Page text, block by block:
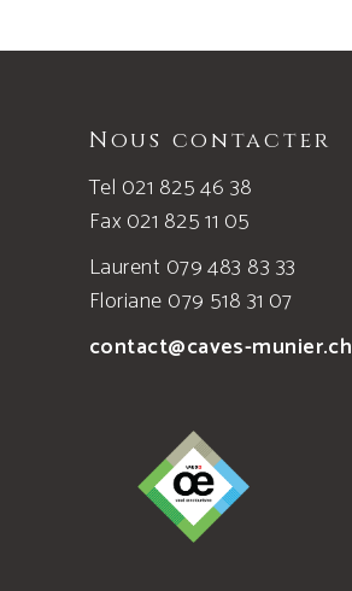
Nous contacter
Tel 021 825 46 38
Fax 021 825 11 05
Laurent 079 483 83 33
Floriane 079 518 31 07
contact@caves-munier.ch